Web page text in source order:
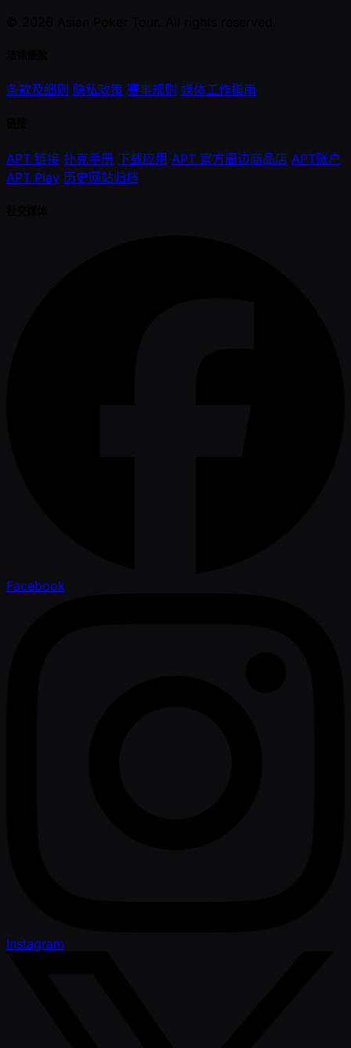
条款及细则 隐私政策 赛事规则 媒体工作指南
APT 链接 扑克手册 下载应用 APT 官方周边商品店 APT账户
APT Play 历史网站归档
Facebook
Instagram